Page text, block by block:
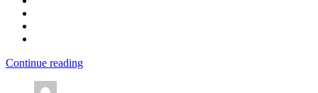
Continue reading